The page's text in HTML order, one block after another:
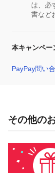
は、必
書など
本キャンペー
PayPay問い
その他の